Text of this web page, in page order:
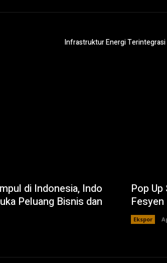
Infrastruktur Energi Terintegrasi
di Indonesia, Indo
Peluang Bisnis dan
Pop
Ekspor